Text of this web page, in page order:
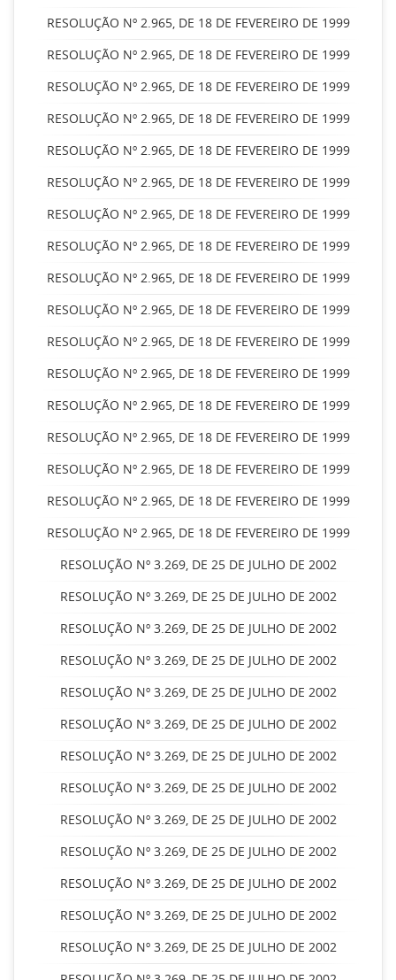
RESOLUÇÃO Nº 2.965, DE 18 DE FEVEREIRO DE 1999
RESOLUÇÃO Nº 2.965, DE 18 DE FEVEREIRO DE 1999
RESOLUÇÃO Nº 2.965, DE 18 DE FEVEREIRO DE 1999
RESOLUÇÃO Nº 2.965, DE 18 DE FEVEREIRO DE 1999
RESOLUÇÃO Nº 2.965, DE 18 DE FEVEREIRO DE 1999
RESOLUÇÃO Nº 2.965, DE 18 DE FEVEREIRO DE 1999
RESOLUÇÃO Nº 2.965, DE 18 DE FEVEREIRO DE 1999
RESOLUÇÃO Nº 2.965, DE 18 DE FEVEREIRO DE 1999
RESOLUÇÃO Nº 2.965, DE 18 DE FEVEREIRO DE 1999
RESOLUÇÃO Nº 2.965, DE 18 DE FEVEREIRO DE 1999
RESOLUÇÃO Nº 2.965, DE 18 DE FEVEREIRO DE 1999
RESOLUÇÃO Nº 2.965, DE 18 DE FEVEREIRO DE 1999
RESOLUÇÃO Nº 2.965, DE 18 DE FEVEREIRO DE 1999
RESOLUÇÃO Nº 2.965, DE 18 DE FEVEREIRO DE 1999
RESOLUÇÃO Nº 2.965, DE 18 DE FEVEREIRO DE 1999
RESOLUÇÃO Nº 2.965, DE 18 DE FEVEREIRO DE 1999
RESOLUÇÃO Nº 2.965, DE 18 DE FEVEREIRO DE 1999
RESOLUÇÃO Nº 3.269, DE 25 DE JULHO DE 2002
RESOLUÇÃO Nº 3.269, DE 25 DE JULHO DE 2002
RESOLUÇÃO Nº 3.269, DE 25 DE JULHO DE 2002
RESOLUÇÃO Nº 3.269, DE 25 DE JULHO DE 2002
RESOLUÇÃO Nº 3.269, DE 25 DE JULHO DE 2002
RESOLUÇÃO Nº 3.269, DE 25 DE JULHO DE 2002
RESOLUÇÃO Nº 3.269, DE 25 DE JULHO DE 2002
RESOLUÇÃO Nº 3.269, DE 25 DE JULHO DE 2002
RESOLUÇÃO Nº 3.269, DE 25 DE JULHO DE 2002
RESOLUÇÃO Nº 3.269, DE 25 DE JULHO DE 2002
RESOLUÇÃO Nº 3.269, DE 25 DE JULHO DE 2002
RESOLUÇÃO Nº 3.269, DE 25 DE JULHO DE 2002
RESOLUÇÃO Nº 3.269, DE 25 DE JULHO DE 2002